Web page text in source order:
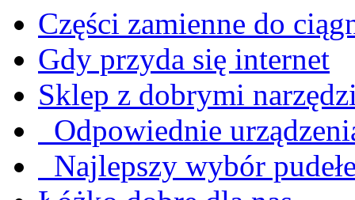
Części zamienne do
Gdy przyda się internet
Sklep z dobrymi
Odpowiednie
Najlepszy wybór